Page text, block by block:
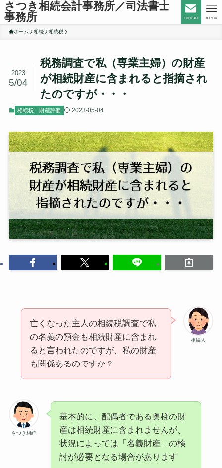
さつき相続会計事務所／司法書士
事務所
contact menu
ホーム 相続 相続税
税務調査で私（専業主婦）の財産
が相続財産に含まれると指摘され
たのですが・・・
2023
5/04
相続税 財産評価 2023-05-04
相続人
亡くなった主人の相続税調査で私
の名義の預金も相続財産に含まれ
ると言われたのですが、私の財産
も関係あるのですか？
さつき相続
基本的に、配偶者である奥様の財
産は相続財産に含まれませんが、
状況によっては「名義財産」の検
討が必要となる場合があります